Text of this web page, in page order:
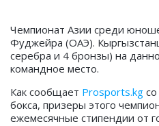
Чемпионат Азии среди
Фуджейра (ОАЭ).
серебра и 4 бронзы) на
командное место.
Как сообщает Prosports.kg
бокса, призеры этого
ежемесячные стипендии от